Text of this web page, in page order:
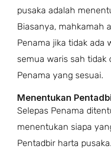
pusaka adalah
Biasanya, mahkamah
Penama jika tidak ada
semua waris sah tidak
Penama yang sesuai.
Menentukan
Selepas Penama
menentukan siapa
Pentadbir harta